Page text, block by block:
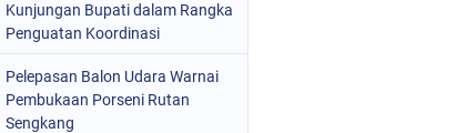
Kunjungan Bupati dalam Rangka
Penguatan Koordinasi
Pelepasan Balon Udara Warnai
Pembukaan Porseni Rutan
Sengkang